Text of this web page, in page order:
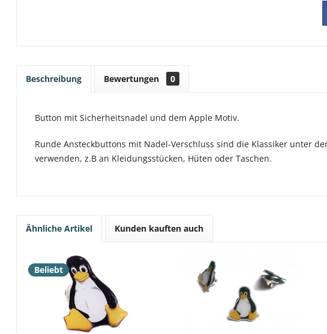
Beschreibung Bewertungen 0
Button mit Sicherheitsnadel und dem Apple Motiv.
Runde Ansteckbuttons mit Nadel-Verschluss sind die Klassiker unter
verwenden, z.B an Kleidungsstücken, Hüten oder Taschen.
Ähnliche Artikel Kunden kauften auch
Beliebt